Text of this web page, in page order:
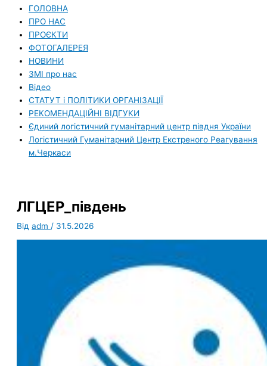
ГОЛОВНА
ПРО НАС
ПРОЄКТИ
ФОТОГАЛЕРЕЯ
НОВИНИ
ЗМI про нас
Вiдео
СТАТУТ і ПОЛІТИКИ ОРГАНІЗАЦІЇ
РЕКОМЕНДАЦІЙНІ ВІДГУКИ
Єдиний логістичний гуманітарний центр півдня України
Логістичний Гуманітарний Центр Екстреного Реагування
м.Черкаси
ЛГЦЕР_південь
Від adm / 31.5.2026